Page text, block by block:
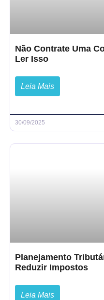
Não Contrate Uma
Ler Isso
Leia Mais
30/09/2025
Planejamento
Reduzir Impostos
Leia Mais